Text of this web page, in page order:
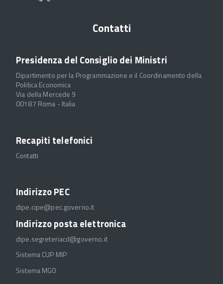
Contatti
Presidenza del Consiglio dei Ministri
Dipartimento per la Programmazione e il Coordinamento della
Politica Economica
Via della Mercede 9
00187 Roma - Italia
Recapiti telefonici
Contatti
Indirizzo PEC
dipe.cipe@pec.governo.it
Indirizzo posta elettronica
dipe.segreteriacd@governo.it
Sistema CUP MIP
Sistema MGO